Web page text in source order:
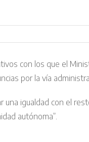
con los que el
por la vía
una igualdad con el
autónoma”.